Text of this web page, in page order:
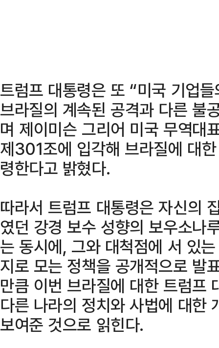
트럼프 대통령은 또 “미국 기업
브라질의 계속된 공격과 다른 불
며 제이미슨 그리어 미국 무역대
제301조에 입각해 브라질에 대
령한다고 밝혔다.
따라서 트럼프 대통령은 자신의
였던 강경 보수 성향의 보우소나
는 동시에, 그와 대척점에 서 있
지로 모는 정책을 공개적으로 발
만큼 이번 브라질에 대한 트럼프
다른 나라의 정치와 사법에 대한
보여준 것으로 읽힌다.